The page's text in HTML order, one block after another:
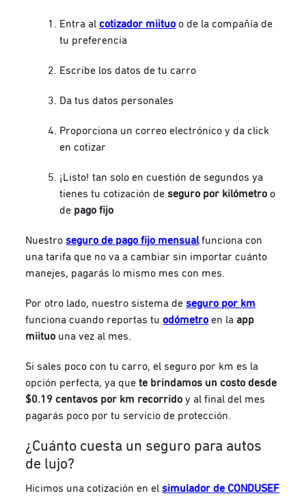
Entra alcotizador miituo o de la compañía de
tu preferencia
Escribe los datos de tu carro
Da tus datos personales
Proporciona un correo electrónico y da click
en cotizar
¡Listo! tan solo en cuestión de segundos ya
tienes tu cotización deseguro por kilómetro o
de pago fijo
Nuestroseguro de pago fijo mensual funciona con
una tarifa que no va a cambiar sin importar cuánto
manejes, pagarás lo mismo mes con mes.
Por otro lado, nuestro sistema de seguro por km
funciona cuando reportas tuodómetro en la app
miituo una vez al mes.
Si sales poco con tu carro, el seguro por km es la
opción perfecta, ya quete brindamos un costo desde
$0.19 centavos por km recorrido y al final del mes
pagarás poco por tu servicio de protección.
¿Cuánto cuesta un seguro para autos
de lujo?
Hicimos una cotización en elsimulador de CONDUSEF